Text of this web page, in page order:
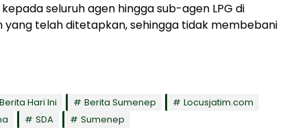
seluruh agen hingga sub-agen LPG di
telah ditetapkan, sehingga tidak membebani
Berita Hari Ini Berita Sumenep
Locusjatim.com
SDA Sumenep